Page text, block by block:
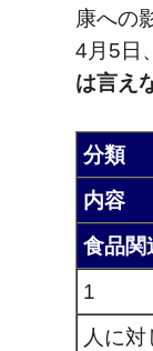
康への
4月5日
は言え
分類
内容
食品関
1
人に